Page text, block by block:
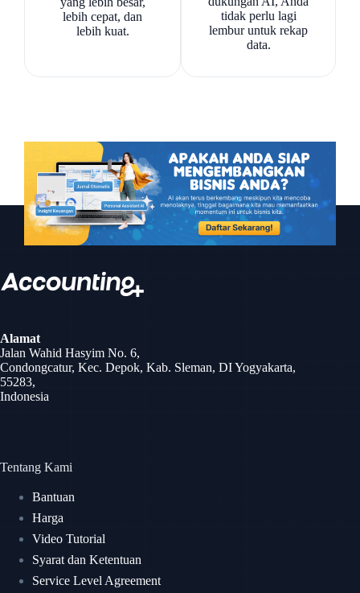
lebih cepat, dan
lebih kuat.
tidak perlu lagi
lembur untuk rekap
data.
Alamat
Jalan Wahid Hasyim No. 6,
Condongcatur, Kec. Depok, Kab. Sleman, DI Yogyakarta,
55283,
Indonesia
Tentang Kami
Bantuan
Harga
Video Tutorial
Syarat dan Ketentuan
Service Level Agreement